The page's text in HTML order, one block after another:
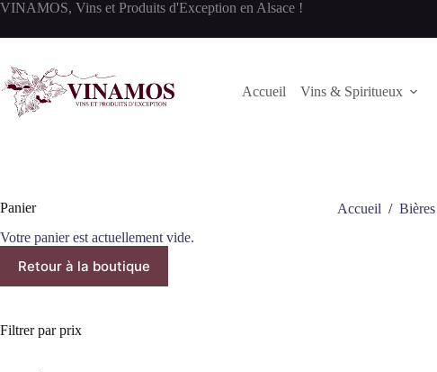
Passer
contenu
VINAMOS, Vins et Produits d'Exception en Alsace !
Accueil Vins & Spiritueux
Accueil / Bières
Panier
Votre panier est actuellement vide.
Retour à la boutique
Filtrer par prix